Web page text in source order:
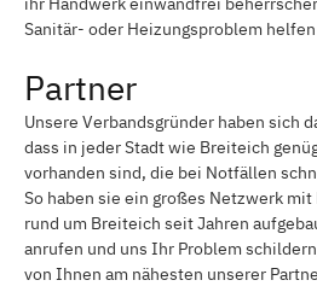
Sanitär- oder Heizungsproblem
Partner
Unsere Verbandsgründer haben sich
dass in jeder Stadt wie Breiteich
vorhanden sind, die bei Notfällen
So haben sie ein großes Netzwerk
rund um Breiteich seit Jahren
anrufen und uns Ihr Problem
von Ihnen am nähesten unserer